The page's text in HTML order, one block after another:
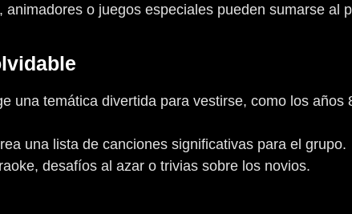
animadores o juegos especiales pueden sumarse al
una temática divertida para vestirse, como los años
una lista de canciones significativas para el grupo.
desafíos al azar o trivias sobre los novios.